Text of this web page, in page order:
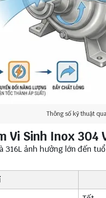
Thông số kỹ thuật
Vi Sinh Inox 304
316L ảnh hưởng lớn đến